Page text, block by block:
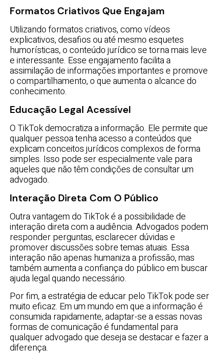
Formatos Criativos Que Engajam
Utilizando formatos criativos, como vídeos
explicativos, desafios ou até mesmo esquetes
humorísticas, o conteúdo jurídico se torna mais leve
e interessante. Esse engajamento facilita a
assimilação de informações importantes e promove
o compartilhamento, o que aumenta o alcance do
conhecimento.
Educação Legal Acessível
O TikTok democratiza a informação. Ele permite que
qualquer pessoa tenha acesso a conteúdos que
explicam conceitos jurídicos complexos de forma
simples. Isso pode ser especialmente vale para
aqueles que não têm condições de consultar um
advogado.
Interação Direta Com O Público
Outra vantagem do TikTok é a possibilidade de
interação direta com a audiência. Advogados podem
responder perguntas, esclarecer dúvidas e
promover discussões sobre temas atuais. Essa
interação não apenas humaniza a profissão, mas
também aumenta a confiança do público em buscar
ajuda legal quando necessário.
Por fim, a estratégia de educar pelo TikTok pode ser
muito eficaz. Em um mundo em que a informação é
consumida rapidamente, adaptar-se a essas novas
formas de comunicação é fundamental para
qualquer advogado que deseja se destacar e fazer a
diferença.